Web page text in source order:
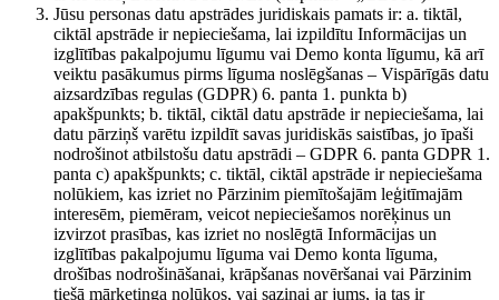
Jūsu personas datu apstrādes juridiskais pamats ir: a. tiktāl,
ciktāl apstrāde ir nepieciešama, lai izpildītu Informācijas un
izglītības pakalpojumu līgumu vai Demo konta līgumu, kā arī
veiktu pasākumus pirms līguma noslēgšanas – Vispārīgās datu
aizsardzības regulas (GDPR) 6. panta 1. punkta b)
apakšpunkts; b. tiktāl, ciktāl datu apstrāde ir nepieciešama, lai
datu pārziņš varētu izpildīt savas juridiskās saistības, jo īpaši
nodrošinot atbilstošu datu apstrādi – GDPR 6. panta GDPR 1.
panta c) apakšpunkts; c. tiktāl, ciktāl apstrāde ir nepieciešama
nolūkiem, kas izriet no Pārzinim piemītošajām leģitīmajām
interesēm, piemēram, veicot nepieciešamos norēķinus un
izvirzot prasības, kas izriet no noslēgtā Informācijas un
izglītības pakalpojumu līguma vai Demo konta līguma,
drošības nodrošināšanai, krāpšanas novēršanai vai Pārzinim
tiešā mārketinga nolūkos, vai saziņai ar jums, ja tas ir